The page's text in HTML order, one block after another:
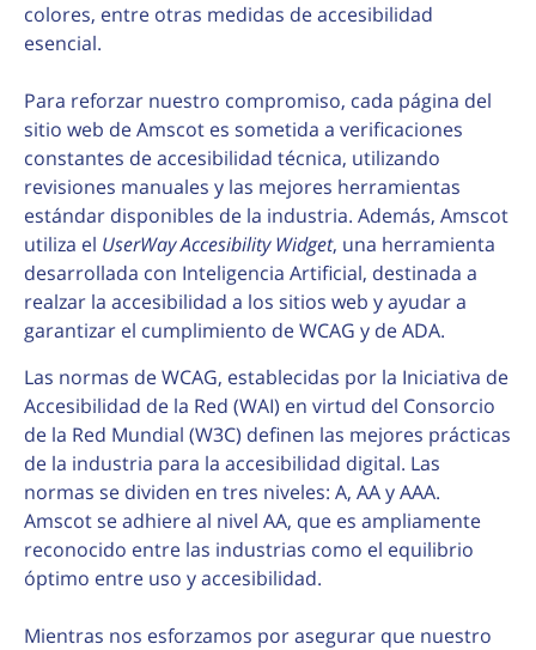
colores, entre otras medidas de accesibilidad
esencial.
Para reforzar nuestro compromiso, cada página del
sitio web de Amscot es sometida a verificaciones
constantes de accesibilidad técnica, utilizando
revisiones manuales y las mejores herramientas
estándar disponibles de la industria. Además, Amscot
utiliza el UserWay Accesibility Widget, una herramienta
desarrollada con Inteligencia Artificial, destinada a
realzar la accesibilidad a los sitios web y ayudar a
garantizar el cumplimiento de WCAG y de ADA.
Las normas de WCAG, establecidas por la Iniciativa de
Accesibilidad de la Red (WAI) en virtud del Consorcio
de la Red Mundial (W3C) definen las mejores prácticas
de la industria para la accesibilidad digital. Las
normas se dividen en tres niveles: A, AA y AAA.
Amscot se adhiere al nivel AA, que es ampliamente
reconocido entre las industrias como el equilibrio
óptimo entre uso y accesibilidad.
Mientras nos esforzamos por asegurar que nuestro